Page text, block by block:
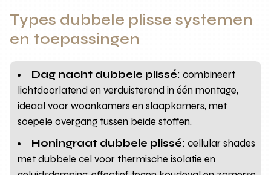
Types dubbele plisse systemen
en toepassingen
Dag nacht dubbele plissé: combineert
lichtdoorlatend en verduisterend in één montage,
ideaal voor woonkamers en slaapkamers, met
soepele overgang tussen beide stoffen.
Honingraat dubbele plissé: cellular shades
met dubbele cel voor thermische isolatie en